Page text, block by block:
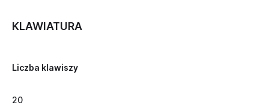
KLAWIATURA
Liczba klawiszy
20